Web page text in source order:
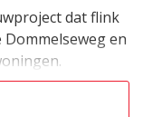
dat flink
en